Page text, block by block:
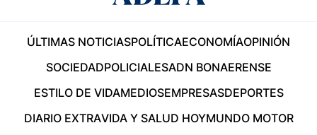
ÚLTIMAS NOTICIASPOLÍTICAECONOMÍAOPINIÓN
SOCIEDADPOLICIALESADN BONAERENSE
ESTILO DE VIDAMEDIOSEMPRESASDEPORTES
DIARIO EXTRAVIDA Y SALUD HOYMUNDO MOTOR